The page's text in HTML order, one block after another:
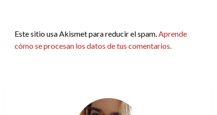
Este sitio usa Akismet para reducir el spam.Aprende
cómo se procesan los datos de tus comentarios.